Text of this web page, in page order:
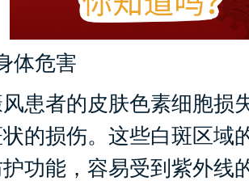
危害
者的皮肤色素细胞损
的损伤。这些白斑区域
功能，容易受到紫外线